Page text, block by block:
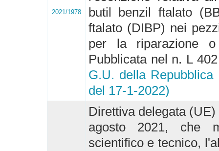
2021/1978
butil benzil ftalato
ftalato (DIBP) nei
per la riparazione
Pubblicata nel n. L
G.U. della
del 17-1-2022)
Direttiva delegata
agosto 2021, che
scientifico e tecnico,